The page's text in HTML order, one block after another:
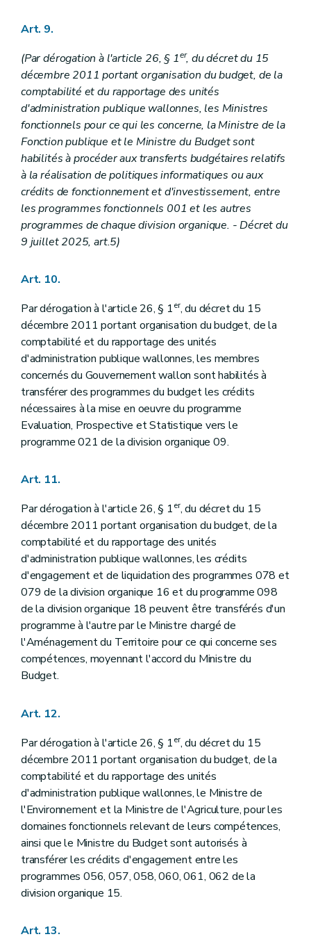
Art. 9.
(Par dérogation à l'article 26, § 1er, du décret du 15
décembre 2011 portant organisation du budget, de la
comptabilité et du rapportage des unités
d'administration publique wallonnes, les Ministres
fonctionnels pour ce qui les concerne, la Ministre de la
Fonction publique et le Ministre du Budget sont
habilités à procéder aux transferts budgétaires relatifs
à la réalisation de politiques informatiques ou aux
crédits de fonctionnement et d'investissement, entre
les programmes fonctionnels 001 et les autres
programmes de chaque division organique. - Décret du
9 juillet 2025, art.5)
Art. 10.
Par dérogation à l'article 26, § 1er, du décret du 15
décembre 2011 portant organisation du budget, de la
comptabilité et du rapportage des unités
d'administration publique wallonnes, les membres
concernés du Gouvernement wallon sont habilités à
transférer des programmes du budget les crédits
nécessaires à la mise en oeuvre du programme
Evaluation, Prospective et Statistique vers le
programme 021 de la division organique 09.
Art. 11.
Par dérogation à l'article 26, § 1er, du décret du 15
décembre 2011 portant organisation du budget, de la
comptabilité et du rapportage des unités
d'administration publique wallonnes, les crédits
d'engagement et de liquidation des programmes 078 et
079 de la division organique 16 et du programme 098
de la division organique 18 peuvent être transférés d'un
programme à l'autre par le Ministre chargé de
l'Aménagement du Territoire pour ce qui concerne ses
compétences, moyennant l'accord du Ministre du
Budget.
Art. 12.
Par dérogation à l'article 26, § 1er, du décret du 15
décembre 2011 portant organisation du budget, de la
comptabilité et du rapportage des unités
d'administration publique wallonnes, le Ministre de
l'Environnement et la Ministre de l'Agriculture, pour les
domaines fonctionnels relevant de leurs compétences,
ainsi que le Ministre du Budget sont autorisés à
transférer les crédits d'engagement entre les
programmes 056, 057, 058, 060, 061, 062 de la
division organique 15.
Art. 13.